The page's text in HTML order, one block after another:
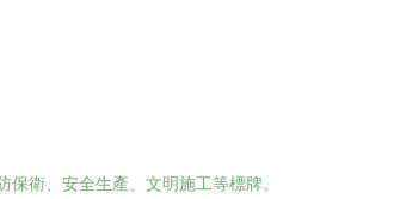
衛、安全生產、文明施工等標牌。